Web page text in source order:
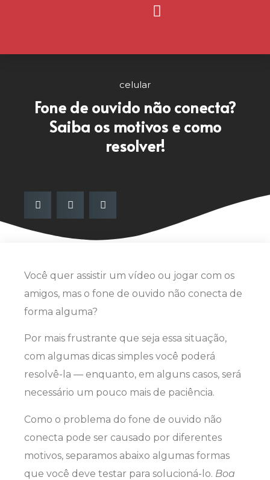
celular
Fone de ouvido não conecta?
Saiba os motivos e como
resolver!
Você quer assistir um vídeo ou jogar com os
amigos, mas o fone de ouvido não conecta de
forma alguma?
Por mais frustrante que seja essa situação,
com algumas dicas simples você poderá
resolvê-la — enquanto, em alguns casos, será
necessário um pouco mais de paciência.
Como o problema do fone de ouvido não
conecta pode ser causado por diferentes
motivos, separamos abaixo algumas formas
que você deve testar para solucioná-lo. Boa